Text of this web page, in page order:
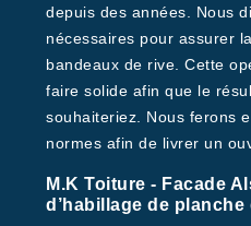
depuis des années. Nous
nécessaires pour assurer
bandeaux de rive. Cette
faire solide afin que le
souhaiteriez. Nous ferons
normes afin de livrer un
M.K Toiture - Facade
d’habillage de